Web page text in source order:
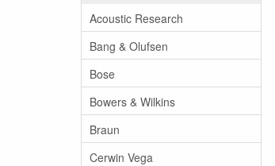
Acoustic Research
Bang & Olufsen
Bose
Bowers & Wilkins
Braun
Cerwin Vega